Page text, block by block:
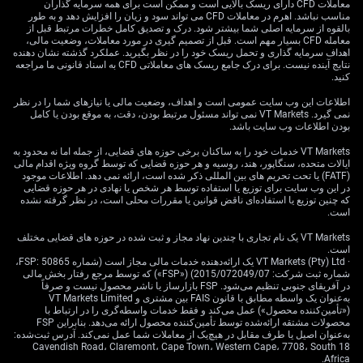
معاملات مشتقه کوتاه‌مدت که تقویت دلار را هدف می‌گیرند
می‌توانند سودمند باشند.
استحکام شاخص تولیدی ISM آمریکا که با ثبت 54 به سقف
چهار ساله رسیده، دلیل اقتصادی مهمی برای رشد دلار فراهم
رشد قدرتمند 2.8 درصدی در سه‌ماهه دوم اشاره دارد که این
روند را بیشتر پشتیبانی می‌کند. این را دلیلی برای بررسی
به انتشار گزارش کلیدی اشتغال غیرکشاورزی در روز جمعه.
با این حال، معتقدیم افت پوند به‌واسطه انتظارات بازار از
افزایش نرخ بهره توسط بانک انگلستان محدود است. با توجه
شده و بازارها تا پایان سال تقریباً نزدیک به دو نوبت افزایش
نرخ را قیمت‌گذاری کرده‌اند، فروش اختیار فروش پوند (GBP
puts) در محدوده حمایتی 1.3350 می‌تواند راهبردی قابل اتکا
برای دریافت پرمیوم باشد. از منظر تاریخی، پوند زمانی که
بانک انگلستان موضعی تهاجمی (هاوکیش) دارد، حتی در برابر
دلار قدرتمند نیز تاب‌آوری نشان داده است.
معاملات CFD دارای ریسک بالایی است و ممکن است برای همه سرمایه گذاران
مناسب نباشد. اهرم در معاملات CFD می تواند سود و زیان را افزایش دهد و به طور
بالقوه از سرمایه اصلی شما بیشتر شود. درک و تصدیق کامل خطرات مرتبط قبل از
معامله CFD بسیار مهم است. قبل از تصمیم گیری در مورد معاملات، وضعیت مالی،
اهداف سرمایه گذاری و تحمل ریسک خود را در نظر بگیرید. عملکرد گذشته نشان دهنده
نتایج آینده نیست. برای درک جامع ریسک های معاملاتی CFD به اسناد قانونی ما مراجعه
کنید.
اطلاعات این وب سایت عمومی است و اهداف، وضعیت مالی یا نیازهای شما را در نظر
نمی گیرد. VT Markets نمی تواند مسئول مرتبط بودن، دقت، به موقع بودن یا کامل
بودن اطلاعات وب سایت باشد.
VT Markets خدمات خود را به ساکنان برخی حوزه های قضایی، از جمله اما نه محدود به
ایالات متحده، سنگاپور، هند، روسیه و هر حوزه قضایی که توسط گروه ویژه اقدام مالی
(FATF) یا تحت تحریم های بین المللی ذکر شده است، ارائه نمی دهد. اطلاعات موجود
در این وب سایت برای توزیع یا استفاده توسط هر شخص یا نهادی در هر حوزه قضایی
که چنین توزیع یا استفاده‌ای ناقض قوانین یا مقررات محلی است، در نظر گرفته نشده
است.
VT Markets یک نام تجاری با چندین نهاد مجاز و ثبت شده در حوزه های قضایی مختلف
است.
· VT Markets (Pty) Ltd یک ارائه‌دهنده خدمات مالی مجاز است (شماره FSP: 50865،
شماره ثبت شرکت: 2015/072049/07) («FSP») که توسط مرجع رفتار بخش مالی
در آفریقای جنوبی تنظیم می‌شود. FSP بازارساز یا ناشر محصول نیست و صرفاً
به‌عنوان یک واسطه مطابق با قانون FAIS بین مشتری و VT Markets Limited
(«تأمین‌کننده محصول») عمل می‌کند و فقط خدمات واسطه‌گری را در ارتباط با
محصولات مشتقه ارائه‌شده توسط تأمین‌کننده محصول ارائه می‌دهد. بنابراین FSP
به‌عنوان اصیل یا طرف مقابل در هیچ‌یک از معاملات شما عمل نمی‌کند. آدرس ثبت‌شده:
18 Cavendish Road، Claremont، Cape Town، Western Cape، 7708، South
Africa.